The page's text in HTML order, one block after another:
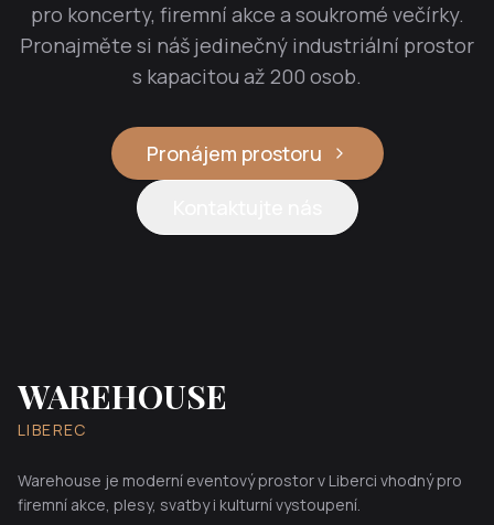
pro koncerty, firemní akce a soukromé večírky.
Pronajměte si náš jedinečný industriální prostor
s kapacitou až 200 osob.
Pronájem prostoru
WAREHOUSE
LIBEREC
Warehouse je moderní eventový prostor v Liberci vhodný pro
firemní akce, plesy, svatby i kulturní vystoupení.